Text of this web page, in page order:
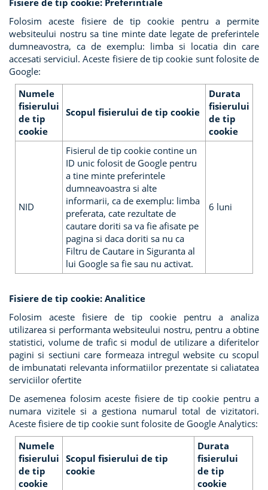
Fisiere de tip cookie: Preferintiale
Folosim aceste fisiere de tip cookie pentru a permite
websiteului nostru sa tine minte date legate de preferintele
dumneavostra, ca de exemplu: limba si locatia din care
accesati serviciul. Aceste fisiere de tip cookie sunt folosite de
Google:
Numele
fisierului
de tip
cookie
Scopul fisierului de tip cookie
Durata
fisierului
de tip
cookie
NID
Fisierul de tip cookie contine un
ID unic folosit de Google pentru
a tine minte preferintele
dumneavoastra si alte
informarii, ca de exemplu: limba
preferata, cate rezultate de
cautare doriti sa va fie afisate pe
pagina si daca doriti sa nu ca
Filtru de Cautare in Siguranta al
lui Google sa fie sau nu activat.
6 luni
Fisiere de tip cookie: Analitice
Folosim aceste fisiere de tip cookie pentru a analiza
utilizarea si performanta websiteului nostru, pentru a obtine
statistici, volume de trafic si modul de utilizare a diferitelor
pagini si sectiuni care formeaza intregul website cu scopul
de imbunatati relevanta informatiilor prezentate si caliatatea
serviciilor ofertite
De asemenea folosim aceste fisiere de tip cookie pentru a
numara vizitele si a gestiona numarul total de vizitatori.
Aceste fisiere de tip cookie sunt folosite de Google Analytics:
Numele
fisierului
de tip
cookie
Scopul fisierului de tip
cookie
Durata
fisierului
de tip
cookie